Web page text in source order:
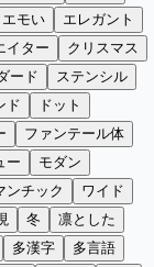
エモい
エレガント
イター
クリスマス
ード
ステンシル
ド
ドット
ファンテール体
ー
モダン
ンチック
ワイド
冬
凛とした
多漢字
多言語